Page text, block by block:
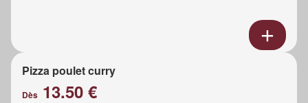
Pizza poulet curry
Dès 13.50 €